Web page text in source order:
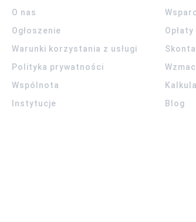
O nas
Ogłoszenie
Warunki korzystania z usługi
Polityka prywatności
Wspólnota
Instytucje
Opłaty
Blog